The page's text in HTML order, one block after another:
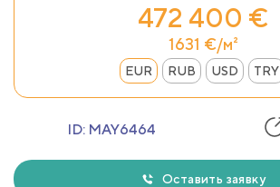
472 400 €
1631 €/м²
EUR RUB USD TRY
ID: MAY6464
Оставить заявку